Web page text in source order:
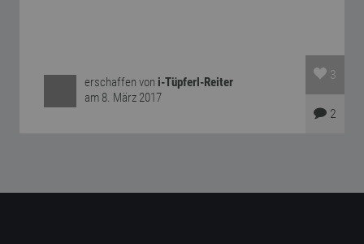
erschaffen von i-Tüpferl-Reiter
am 8. März 2017
3
2